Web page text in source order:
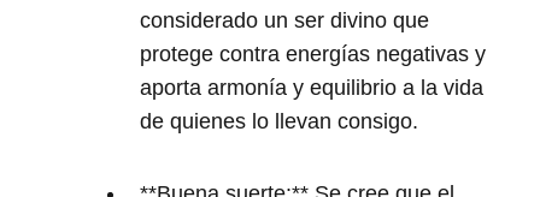
considerado un ser divino que
protege contra energías negativas y
aporta armonía y equilibrio a la vida
de quienes lo llevan consigo.